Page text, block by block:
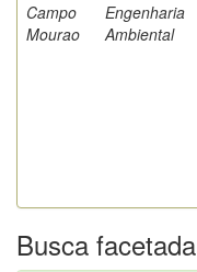
Campo
Mourao
Engenharia
Ambiental
Busca facetada